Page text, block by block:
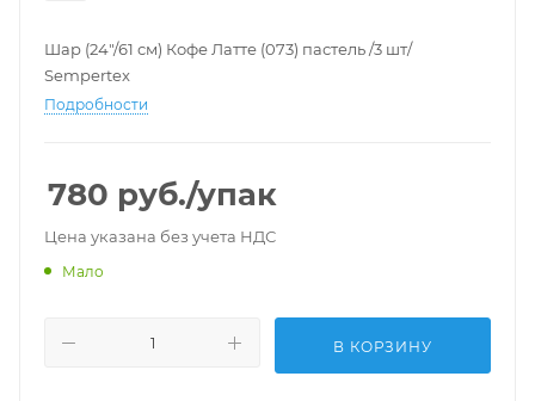
Шар (24"/61 см) Кофе Латте (073) пастель /3 шт/
Sempertex
Подробности
780 руб./упак
Цена указана без учета НДС
Мало
В КОРЗИНУ